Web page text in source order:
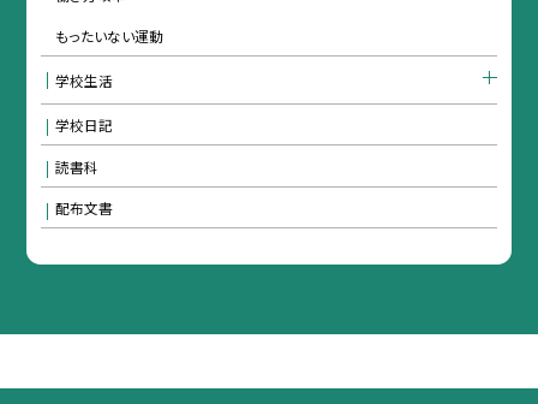
もったいない運動
学校生活
学校日記
読書科
配布文書